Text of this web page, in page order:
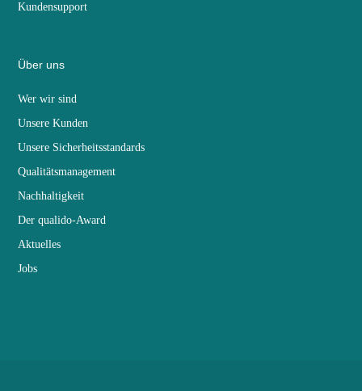
Kundensupport
Über uns
Wer wir sind
Unsere Kunden
Unsere Sicherheitsstandards
Qualitätsmanagement
Nachhaltigkeit
Der qualido-Award
Aktuelles
Jobs